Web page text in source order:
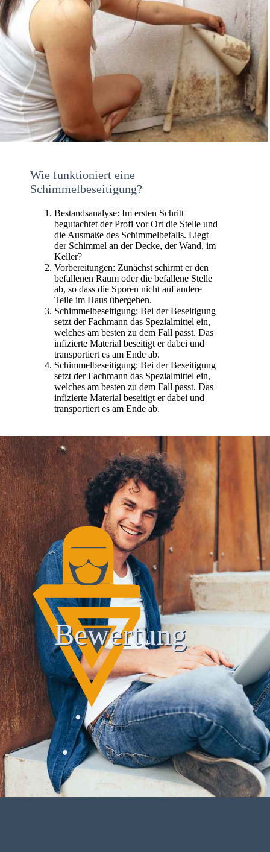
Wie funktioniert eine
Schimmelbeseitigung?
Bestandsanalyse: Im ersten Schritt
begutachtet der Profi vor Ort die Stelle und
die Ausmaße des Schimmelbefalls. Liegt
der Schimmel an der Decke, der Wand, im
Keller?
Vorbereitungen: Zunächst schirmt er den
befallenen Raum oder die befallene Stelle
ab, so dass die Sporen nicht auf andere
Teile im Haus übergehen.
Schimmelbeseitigung: Bei der Beseitigung
setzt der Fachmann das Spezialmittel ein,
welches am besten zu dem Fall passt. Das
infizierte Material beseitigt er dabei und
transportiert es am Ende ab.
Schimmelbeseitigung: Bei der Beseitigung
setzt der Fachmann das Spezialmittel ein,
welches am besten zu dem Fall passt. Das
infizierte Material beseitigt er dabei und
transportiert es am Ende ab.
Bewertung